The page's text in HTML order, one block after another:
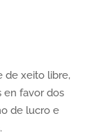
de xeito libre,
en favor dos
de lucro e